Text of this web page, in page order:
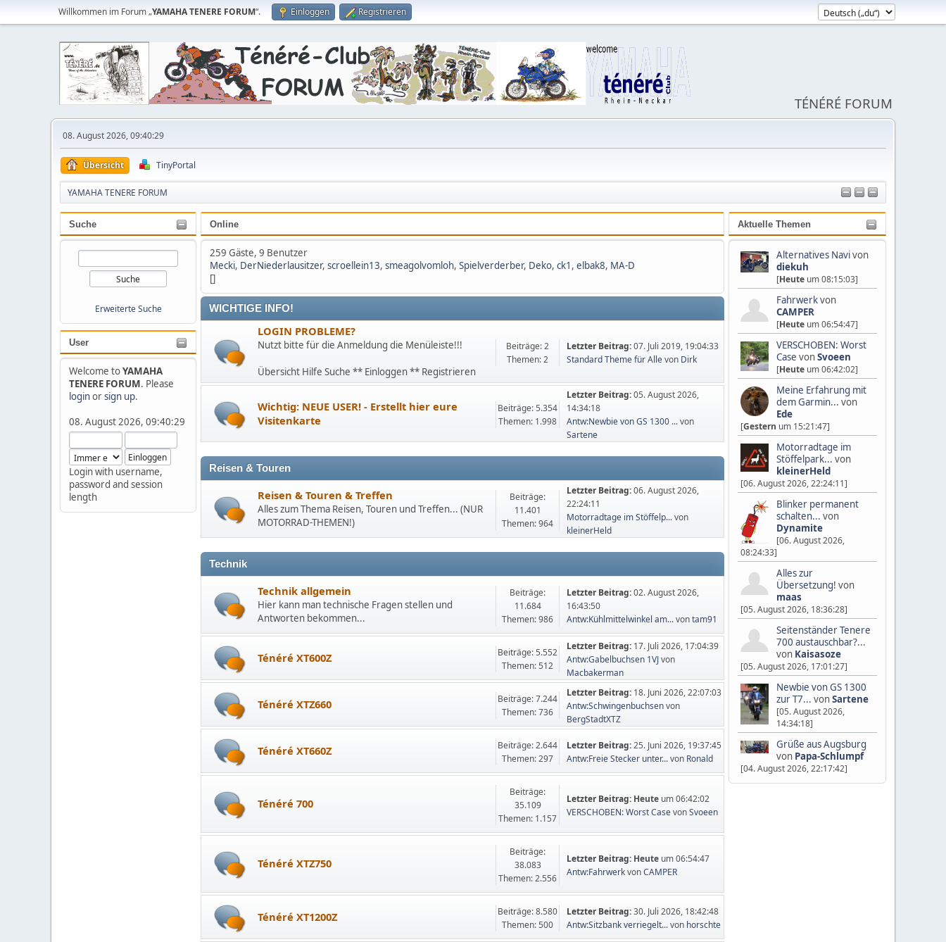
Willkommen im Forum „YAMAHA TENERE FORUM“. Einloggen Registrieren
TÉNÉRÉ FORUM
08. August 2026, 09:40:29
Übersicht TinyPortal
YAMAHA TENERE FORUM
Suche
Erweiterte Suche
User
Welcome toYAMAHA
TENERE FORUM. Please
loginorsign up.
08. August 2026, 09:40:29
Login with username,
password and session
length
Aktuelle Themen
Alternatives Navivon
diekuh
[Heute um 08:15:03]
Fahrwerkvon
CAMPER
[Heute um 06:54:47]
VERSCHOBEN: Worst
Case vonSvoeen
[Heute um 06:42:02]
Meine Erfahrung mit
dem Garmin... von
Ede
[Gestern um 15:21:47]
Motorradtage im
Stöffelpark... von
kleinerHeld
[06. August 2026, 22:24:11]
Blinker permanent
schalten... von
Dynamite
[06. August 2026,
08:24:33]
Alles zur
Übersetzung! von
maas
[05. August 2026, 18:36:28]
Seitenständer Tenere
700 austauschbar?...
von Kaisasoze
[05. August 2026, 17:01:27]
Newbie von GS 1300
zur T7... vonSartene
[05. August 2026,
14:34:18]
Grüße aus Augsburg
von Papa-Schlumpf
[04. August 2026, 22:17:42]
Online
259 Gäste, 9 Benutzer
Mecki, DerNiederlausitzer, scroellein13, smeagolvomloh, Spielverderber, Deko, ck1 , elbak8, MA-D
[]
WICHTIGE INFO!
LOGIN PROBLEME?
Nutzt bitte für die Anmeldung die Menüleiste!!!
Übersicht Hilfe Suche ** Einloggen ** Registrieren
Beiträge: 2
Themen: 2
Letzter Beitrag:07. Juli 2019, 19:04:33
Standard Theme für Allevon Dirk
Wichtig: NEUE USER! - Erstellt hier eure
Visitenkarte
Beiträge: 5.354
Themen: 1.998
Letzter Beitrag:05. August 2026,
14:34:18
Antw:Newbie von GS 1300 ...von
Sartene
Reisen & Touren
Reisen & Touren & Treffen
Alles zum Thema Reisen, Touren und Treffen... (NUR
MOTORRAD-THEMEN!)
Beiträge:
11.401
Themen: 964
Letzter Beitrag:06. August 2026,
22:24:11
Motorradtage im Stöffelp...von
kleinerHeld
Technik
Technik allgemein
Hier kann man technische Fragen stellen und
Antworten bekommen...
Beiträge:
11.684
Themen: 986
Letzter Beitrag:02. August 2026,
16:43:50
Antw:Kühlmittelwinkel am...vontam91
Ténéré XT600Z
Beiträge: 5.552
Themen: 512
Letzter Beitrag: 17. Juli 2026, 17:04:39
Antw:Gabelbuchsen 1VJvon
Macbakerman
Ténéré XTZ660
Beiträge: 7.244
Themen: 736
Letzter Beitrag: 18. Juni 2026, 22:07:03
Antw:Schwingenbuchsenvon
BergStadtXTZ
Ténéré XT660Z
Beiträge: 2.644
Themen: 297
Letzter Beitrag:25. Juni 2026, 19:37:45
Antw:Freie Stecker unter...von Ronald
Ténéré 700
Beiträge:
35.109
Themen: 1.157
Letzter Beitrag: Heute um 06:42:02
VERSCHOBEN: Worst CasevonSvoeen
Ténéré XTZ750
Beiträge:
38.083
Themen: 2.556
Letzter Beitrag: Heute um 06:54:47
Antw:FahrwerkvonCAMPER
Ténéré XT1200Z
Beiträge: 8.580
Themen: 500
Letzter Beitrag:30. Juli 2026, 18:42:48
Antw:Sitzbank verriegelt...von horschte